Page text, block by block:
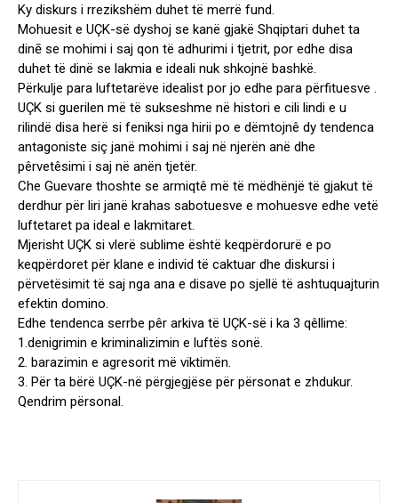
Ky diskurs i rrezikshëm duhet të merrë fund.
Mohuesit e UÇK-së dyshoj se kanë gjakë Shqiptari duhet ta
dinē se mohimi i saj qon të adhurimi i tjetrit, por edhe disa
duhet të dinë se lakmia e ideali nuk shkojnë bashkë.
Përkulje para luftetarëve idealist por jo edhe para përfituesve .
UÇK si guerilen më të sukseshme në histori e cili lindi e u
rilindë disa herë si feniksi nga hirii po e dëmtojnê dy tendenca
antagoniste siç janë mohimi i saj në njerën anë dhe
pêrvetêsimi i saj në anën tjetër.
Che Guevare thoshte se armiqtê më të mëdhënjë të gjakut të
derdhur për liri janë krahas sabotuesve e mohuesve edhe vetë
luftetaret pa ideal e lakmitaret.
Mjerisht UÇK si vlerë sublime është keqpërdorurë e po
keqpërdoret për klane e individ të caktuar dhe diskursi i
përvetësimit të saj nga ana e disave po sjellë të ashtuquajturin
efektin domino.
Edhe tendenca serrbe pêr arkiva të UÇK-së i ka 3 qêllime:
1.denigrimin e kriminalizimin e luftës sonë.
2. barazimin e agresorit më viktimën.
3. Për ta bërë UÇK-në përgjegjëse për përsonat e zhdukur.
Qendrim përsonal.